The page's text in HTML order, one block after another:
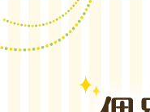
マネーセミナーの申込
個別相談のご案内